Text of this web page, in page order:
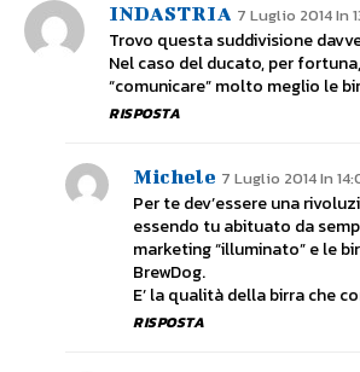
INDASTRIA 7 Luglio 2014 In
Trovo questa suddivisione
Nel caso del ducato, per
“comunicare” molto meglio le
RISPOSTA
Michele 7 Luglio 2014 In
Per te dev’essere una
essendo tu abituato da
marketing “illuminato” e le
BrewDog.
E’ la qualità della birra che
RISPOSTA